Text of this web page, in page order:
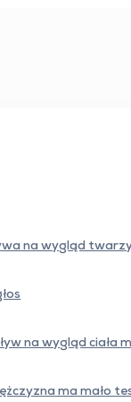
na wygląd
na wygląd ciała
ma mało